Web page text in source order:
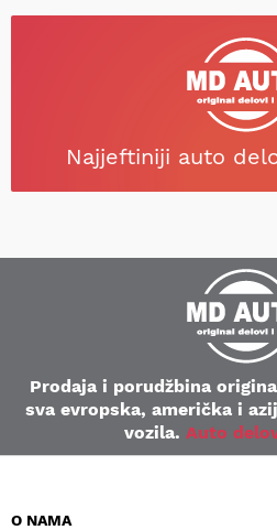
Najjeftiniji auto
Prodaja i porudžbina
sva evropska, američka i
vozila. Auto
O NAMA